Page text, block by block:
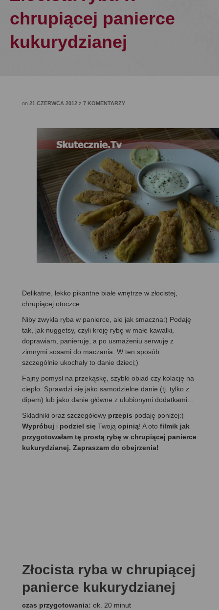
chrupiącej panierce
kukurydzianej
on 21 CZERWCA 2012 z 7 KOMENTARZY
Delikatne, lekko pikantne białe wnętrze w złocistej,
chrupiącej otoczce…
Niby zwykła ryba w panierce, ale jak smaczna:) Podaję
tak, jak nuggetsy, czyli kroję rybę w małe kawałki,
doprawiam, panieruję, a po usmażeniu serwuję z
zimnymi sosami do maczania. W ten sposób
szczególnie ukochały to danie dzieci;)
Fajny pomysł na przekąskę, szybki obiad czy kolację na
ciepło. Sprawdzi się jako samodzielne danie (tj. tylko z
dipem) lub jako danie główne z ulubionymi dodatkami…
Składniki oraz szczegółowy przepis podaję poniżej:)
Wypróbuj i podziel się Twoją opinią! A oto filmik jak
przygotowałam tę prostą rybę w chrupiącej panierce
kukurydzianej. Zapraszam do obejrzenia!
Złocista ryba w chrupiącej
panierce kukurydzianej
czas przygotowania: ok. 20 minut